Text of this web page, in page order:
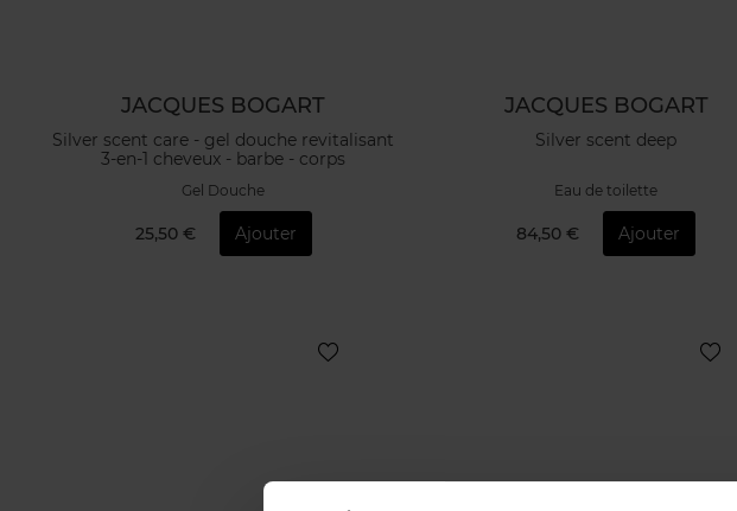
JACQUES BOGART
Silver scent care - gel douche revitalisant
3-en-1 cheveux - barbe - corps
Gel Douche
25,50 € Ajouter
JACQUES BOGART
Silver scent deep
Eau de toilette
84,50 € Ajouter